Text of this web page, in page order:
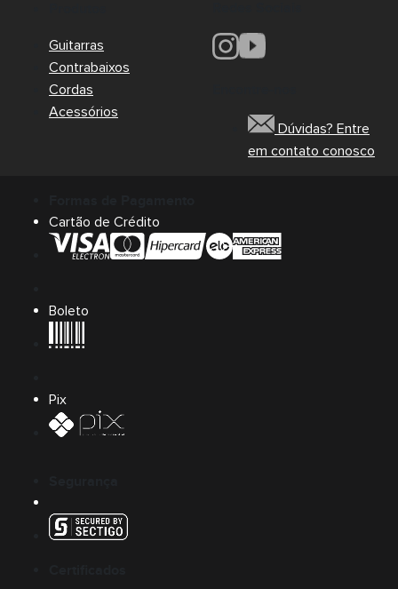
Guitarras
Contrabaixos
Cordas
Acessórios
Dúvidas? Entre
em contato conosco
Cartão de Crédito
Boleto
Pix